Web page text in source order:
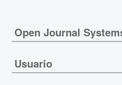
Open Journal
Usuario